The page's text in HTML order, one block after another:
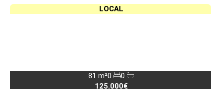
LOCAL
81 m²0
0
125.000€